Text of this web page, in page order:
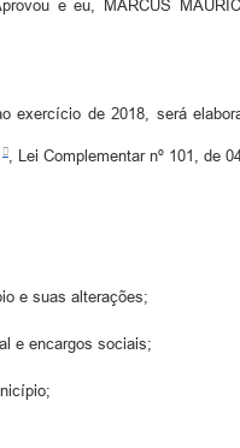
e eu, MARCUS
exercício de 2018, será
, Lei Complementar nº 101, de
e suas alterações;
e encargos sociais;